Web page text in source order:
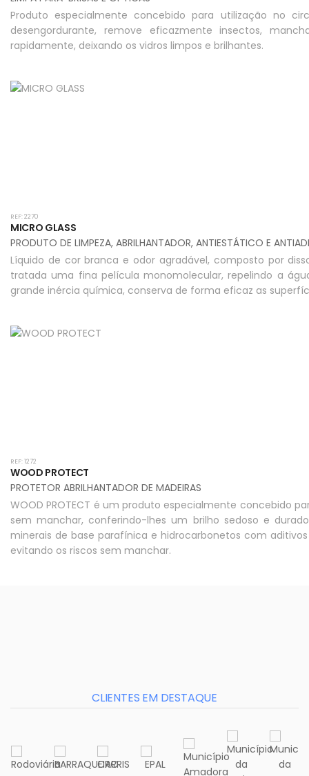
Produto especialmente concebido para utilização no
desengordurante, remove eficazmente insectos,
rapidamente, deixando os vidros limpos e brilhantes.
REF: 2270
MICRO GLASS
PRODUTO DE LIMPEZA, ABRILHANTADOR, ANTIESTÁTICO E
Líquido de cor branca e odor agradável, composto por
tratada uma fina película monomolecular, repelindo a
grande inércia química, conserva de forma eficaz as
REF: 1272
WOOD PROTECT
PROTETOR ABRILHANTADOR DE MADEIRAS
WOOD PROTECT é um produto especialmente concebido
sem manchar, conferindo-lhes um brilho sedoso e
minerais de base parafínica e hidrocarbonetos com
evitando os riscos sem manchar.
CLIENTES EM DESTAQUE